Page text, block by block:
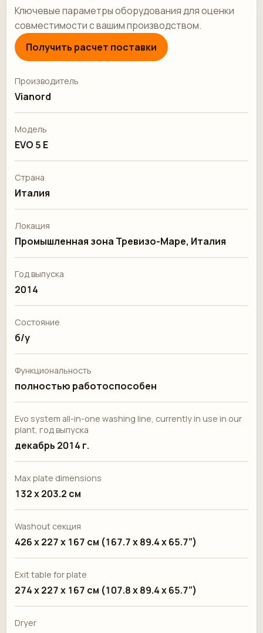
Ключевые параметры оборудования для оценки
совместимости с вашим производством.
Получить расчет поставки
Производитель
Vianord
Модель
EVO 5 E
Страна
Италия
Локация
Промышленная зона Тревизо-Маре, Италия
Год выпуска
2014
Состояние
б/у
Функциональность
полностью работоспособен
Evo system all-in-one washing line, currently in use in our
plant, год выпуска
декабрь 2014 г.
Max plate dimensions
132 x 203.2 см
Washout секция
426 x 227 x 167 см (167.7 x 89.4 x 65.7”)
Exit table for plate
274 x 227 x 167 см (107.8 x 89.4 x 65.7”)
Dryer